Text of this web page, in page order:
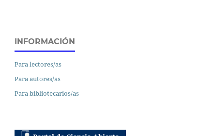
INFORMACIÓN
Para lectores/as
Para autores/as
Para bibliotecarios/as